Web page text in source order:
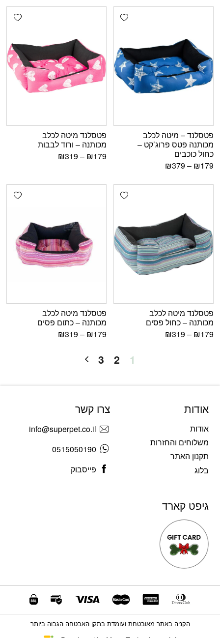
Add wishlist
פטסלנד – מיטה לכלב
מכותנה פטס פרוג’קט –
כחול כוכבים
₪179
–
₪379
פטסלנד מיטה לכלב
מכותנה – ורוד לבבות
₪179
–
₪319
Add wishlist
פטסלנד מיטה לכלב
מכותנה – כחול פסים
₪179
–
₪319
פטסלנד מיטה לכלב
מכותנה – כתום פסים
₪179
–
₪319
1
2
3
אודות
אודות
משלוחים והחזרות
תקנון האתר
בלוג
צרו קשר
info@superpet.co.il
0515050190
פייסבוק
גיפט קארד
הקניה באתר מאובטחת ועומדת בתקן האבטחה הגבוה ביותר